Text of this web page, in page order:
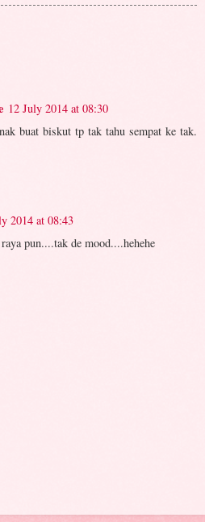
12 July 2014 at 08:30
buat biskut tp tak tahu sempat ke tak.
2014 at 08:43
pun....tak de mood....hehehe